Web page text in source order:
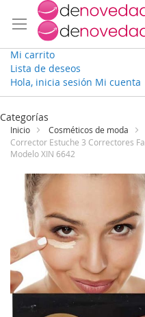
Mi carrito
Lista de deseos
Hola, inicia sesión Mi cuenta
Ir
contenido
Categorías
Inicio Cosméticos de moda
Corrector Estuche 3 Correctores
Modelo XIN 6642
Saltar
final
galería
de
imágenes